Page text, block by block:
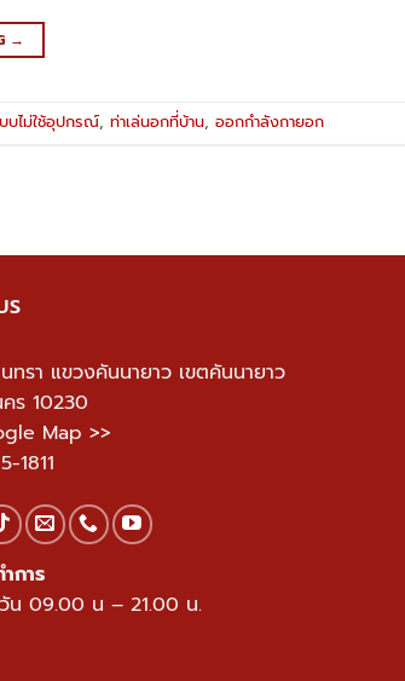
→
บไม่ใช้อุปกรณ์, ท่าเล่นอกที่บ้าน, ออกกำลังกายอก
ทรา แขวงคันนายาว เขตคันนายาว
ร 10230
Map >>
1811
การ
วัน 09.00 น – 21.00 น.